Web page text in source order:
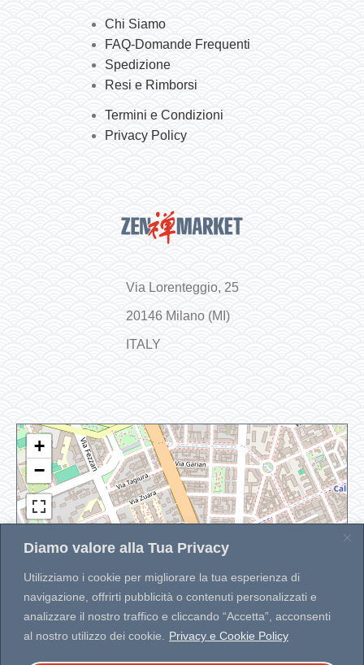
Diamo valore alla Tua Privacy
Utilizziamo i cookie per migliorare la tua esperienza di
navigazione, offrirti pubblicità o contenuti personalizzati e
analizzare il nostro traffico e cliccando “Accetta”, acconsenti
al nostro utilizzo dei cookie.
Privacy e Cookie Policy
Chi Siamo
FAQ-Domande Frequenti
Spedizione
Resi e Rimborsi
Termini e Condizioni
Privacy Policy
Via Lorenteggio, 25
20146 Milano (MI)
ITALY
+
−